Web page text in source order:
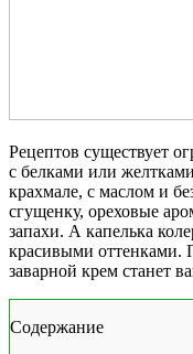
Рецептов существует
с белками или
крахмале, с маслом и
сгущенку, ореховые
запахи. А капелька
красивыми оттенками.
заварной крем станет
Содержание